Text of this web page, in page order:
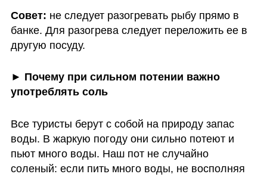
Совет: не следует разогревать рыбу прямо в
банке. Для разогрева следует переложить ее в
другую посуду.
► Почему при сильном потении важно
употреблять соль
Все туристы берут с собой на природу запас
воды. В жаркую погоду они сильно потеют и
пьют много воды. Наш пот не случайно
соленый: если пить много воды, не восполняя